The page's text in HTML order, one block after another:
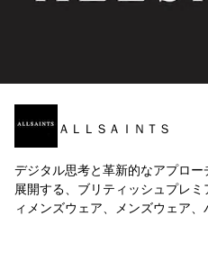
ＡＬＬＳＡＩＮＴＳ
デジタル思考と革新的なアプロ
展開する、ブリティッシュプレ
ィメンズウェア、メンズウェア、